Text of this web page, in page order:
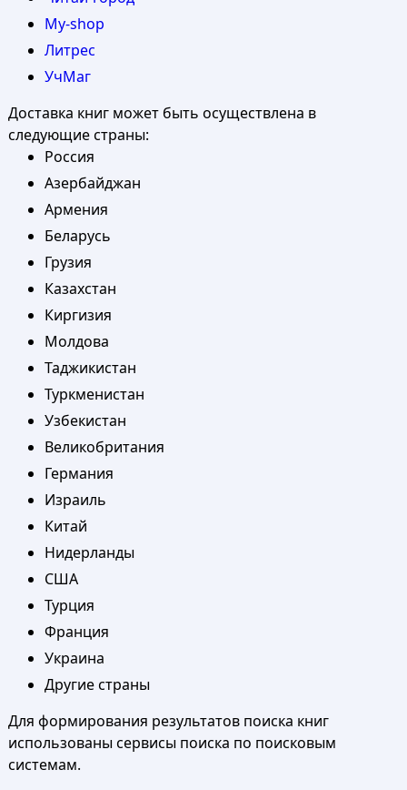
My-shop
Литрес
УчМаг
Доставка книг может быть осуществлена в
следующие страны:
Россия
Азербайджан
Армения
Беларусь
Грузия
Казахстан
Киргизия
Молдова
Таджикистан
Туркменистан
Узбекистан
Великобритания
Германия
Израиль
Китай
Нидерланды
США
Турция
Франция
Украина
Другие страны
Для формирования результатов поиска книг
использованы сервисы поиска по поисковым
системам.